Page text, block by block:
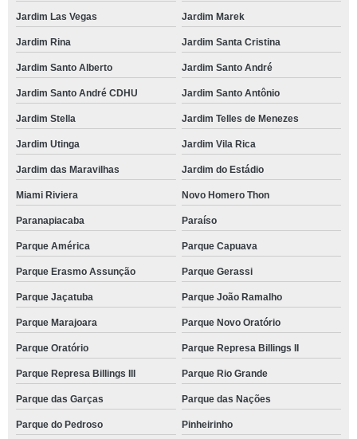
Jardim Las Vegas Jardim Marek
Jardim Rina Jardim Santa Cristina
Jardim Santo Alberto Jardim Santo André
Jardim Santo André CDHU Jardim Santo Antônio
Jardim Stella Jardim Telles de Menezes
Jardim Utinga Jardim Vila Rica
Jardim das Maravilhas Jardim do Estádio
Miami Riviera Novo Homero Thon
Paranapiacaba Paraíso
Parque América Parque Capuava
Parque Erasmo Assunção Parque Gerassi
Parque Jaçatuba Parque João Ramalho
Parque Marajoara Parque Novo Oratório
Parque Oratório Parque Represa Billings II
Parque Represa Billings III Parque Rio Grande
Parque das Garças Parque das Nações
Parque do Pedroso Pinheirinho